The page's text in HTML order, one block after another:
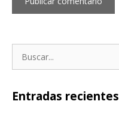
Entradas recientes